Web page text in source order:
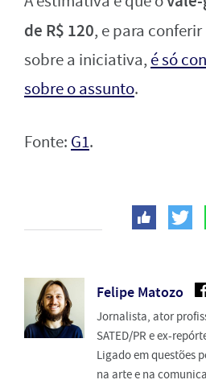
de R$ 120, e para
sobre a iniciativa, é só
sobre o assunto.
Fonte: G1.
Felipe Matozo
Jornalista, ator
SATED/PR e ex-
Ligado em questões
na arte e na